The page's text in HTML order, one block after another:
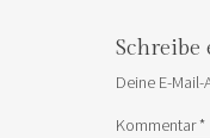
Deine E-
Kommentar*